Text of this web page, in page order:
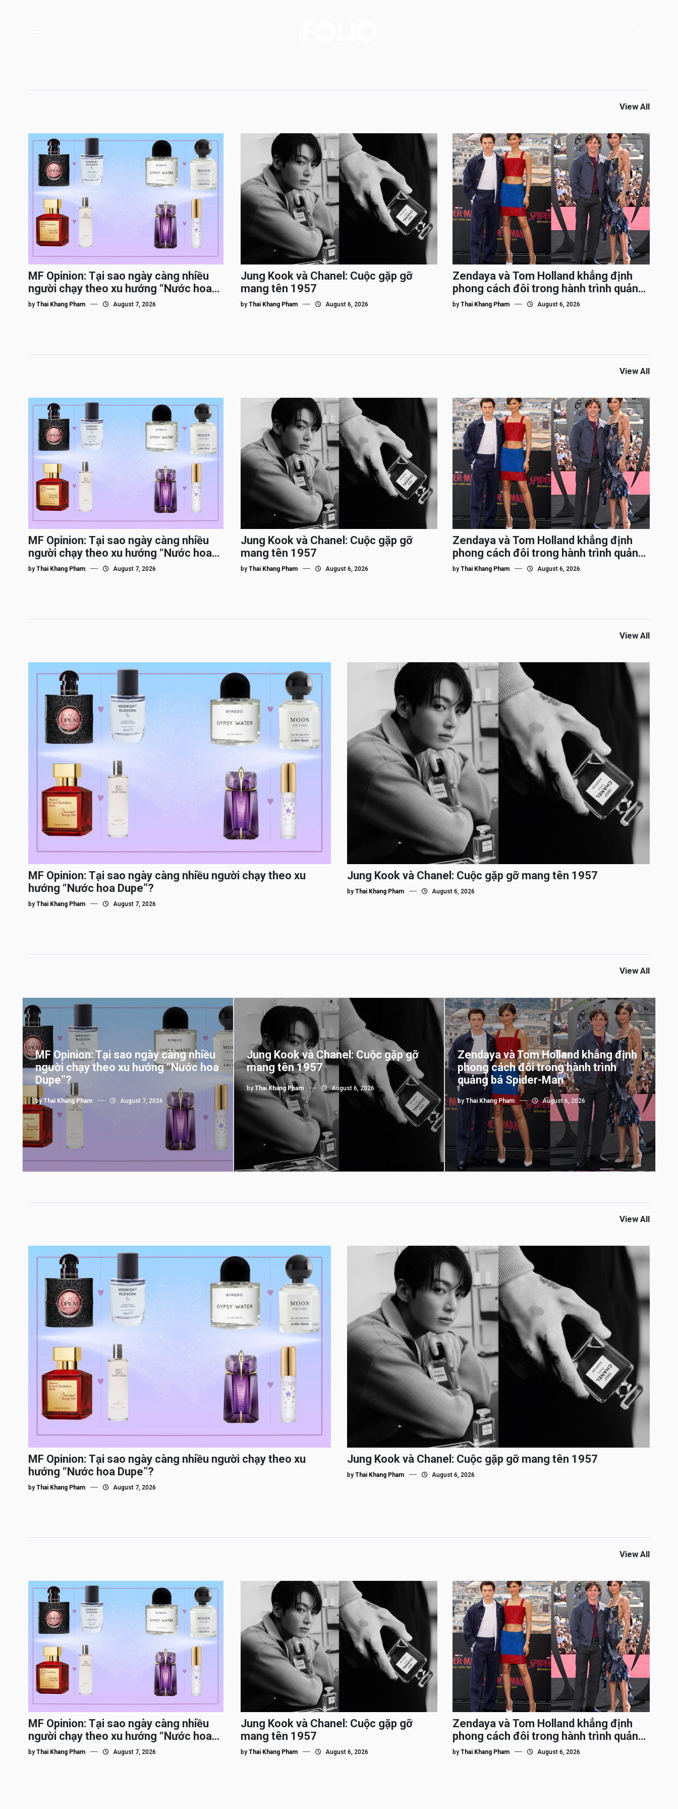
View All
MF Opinion: Tại sao ngày càng nhiều
người chạy theo xu hướng “Nước hoa
Dupe”?
by Thai Khang Pham August 7, 2026
Jung Kook và Chanel: Cuộc gặp gỡ
mang tên 1957
by Thai Khang Pham August 6, 2026
Zendaya và Tom Holland khẳng định
phong cách đôi trong hành trình quảng
bá Spider-Man
byThai Khang Pham August 6, 2026
View All
MF Opinion: Tại sao ngày càng nhiều
người chạy theo xu hướng “Nước hoa
Dupe”?
by Thai Khang Pham August 7, 2026
Jung Kook và Chanel: Cuộc gặp gỡ
mang tên 1957
by Thai Khang Pham August 6, 2026
Zendaya và Tom Holland khẳng định
phong cách đôi trong hành trình quảng
bá Spider-Man
byThai Khang Pham August 6, 2026
View All
MF Opinion: Tại sao ngày càng nhiều người chạy theo xu
hướng “Nước hoa Dupe”?
by Thai Khang Pham August 7, 2026
Jung Kook và Chanel: Cuộc gặp gỡ mang tên 1957
by Thai Khang Pham August 6, 2026
View All
MF Opinion: Tại sao ngày càng nhiều
người chạy theo xu hướng “Nước hoa
Dupe”?
by Thai Khang Pham August 7, 2026
Jung Kook và Chanel: Cuộc gặp gỡ
mang tên 1957
by Thai Khang Pham August 6, 2026
Zendaya và Tom Holland khẳng định
phong cách đôi trong hành trình
quảng bá Spider-Man
byThai Khang Pham August 6, 2026
View All
MF Opinion: Tại sao ngày càng nhiều người chạy theo xu
hướng “Nước hoa Dupe”?
by Thai Khang Pham August 7, 2026
Jung Kook và Chanel: Cuộc gặp gỡ mang tên 1957
by Thai Khang Pham August 6, 2026
View All
MF Opinion: Tại sao ngày càng nhiều
người chạy theo xu hướng “Nước hoa
Dupe”?
by Thai Khang Pham August 7, 2026
Jung Kook và Chanel: Cuộc gặp gỡ
mang tên 1957
by Thai Khang Pham August 6, 2026
Zendaya và Tom Holland khẳng định
phong cách đôi trong hành trình quảng
bá Spider-Man
byThai Khang Pham August 6, 2026